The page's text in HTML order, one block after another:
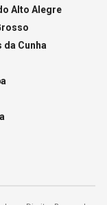
Alto Alegre
da Cunha